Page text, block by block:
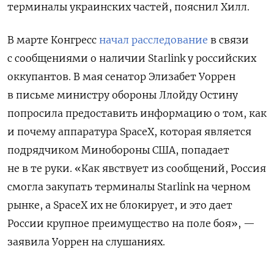
терминалы украинских частей, пояснил Хилл.
В марте Конгресс начал расследование в связи
с сообщениями о наличии Starlink у российских
оккупантов. В мая сенатор Элизабет Уоррен
в письме министру обороны Ллойду Остину
попросила предоставить информацию о том, как
и почему аппаратура SpaceX, которая является
подрядчиком Минобороны США, попадает
не в те руки. «Как явствует из сообщений, Россия
смогла закупать терминалы Starlink на черном
рынке, а SpaceX их не блокирует, и это дает
России крупное преимущество на поле боя», —
заявила Уоррен на слушаниях.